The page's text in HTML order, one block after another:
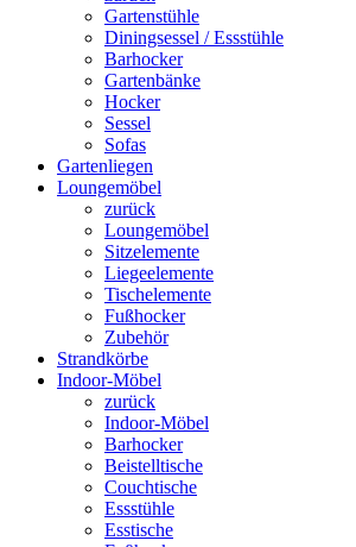
Gartenstühle
Diningsessel / Essstühle
Barhocker
Gartenbänke
Hocker
Sessel
Sofas
Gartenliegen
Loungemöbel
zurück
Loungemöbel
Sitzelemente
Liegeelemente
Tischelemente
Fußhocker
Zubehör
Strandkörbe
Indoor-Möbel
zurück
Indoor-Möbel
Barhocker
Beistelltische
Couchtische
Essstühle
Esstische